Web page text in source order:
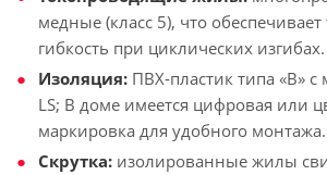
медные (класс 5), что
гибкость при циклических изгибах.
Изоляция: ПВХ-пластик типа «В»
LS; В доме имеется цифровая или
маркировка для удобного монтажа.
Скрутка: изолированные жилы